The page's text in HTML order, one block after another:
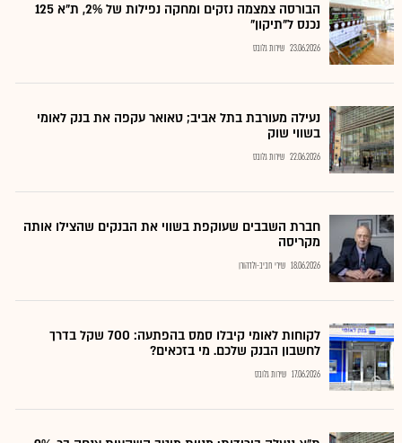
הבורסה צמצמה נזקים ומחקה נפילות של 2%, ת"א 125
נכנס ל"תיקון"
23.06.2026 שירות גלובס
נעילה מעורבת בתל אביב; טאואר עקפה את בנק לאומי
בשווי שוק
22.06.2026 שירות גלובס
חברת השבבים שעוקפת בשווי את הבנקים שהצילו אותה
מקריסה
18.06.2026 שירי חביב-ולדהורן
לקוחות לאומי קיבלו סמס בהפתעה: 700 שקל בדרך
לחשבון הבנק שלכם. מי בזכאים?
17.06.2026 שירות גלובס